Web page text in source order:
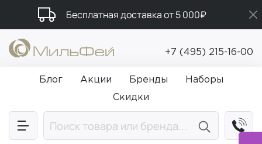
Бесплатная доставка от 5 000₽
Подарки в каждый заказ от 5 000₽
Промокод ПРИВЕТ
+7 (495) 215-16-00
Блог Акции Бренды
Наборы
Скидки